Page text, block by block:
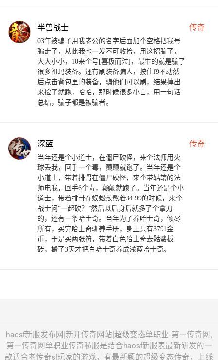
半兽战士 传奇
03年被骗子用我老公的名字后面加个空格把我号
骗走了，从此我也一发不可收拾，用这招骗了，
大大小小，10来个号[喜极而泣]，最牛的就是骗了
很多祖玛装备。还有刷装备骗人，按住f9不动然
后点击背包里的装备，骗他们可以刷，结果掉出
来捡了就跑，哈哈，那时候很多小白，用一句话
总结，骗子都是被骗者。
深蓝 传奇
当年还是个小道士，在僵尸砍怪，来个法师用火
球丢我，回手一个毒，颠颠就跑了。当年还是个
小道士，带着排骨在僵尸砍怪，来个带轱辘的法
师电我，回手6个毒，颠颠就跑了。当年还是个小
道士，带着排骨在蜈蚣煎熬着34.99的时候，来个
战士问“一起砍？”然后以后身后就多了个拿刀
的，还有一条哈士奇。当年为了养哈士奇，倾尽
所有，买完哈士奇驯养手册，身上只有3791金
币，于是买两张符，带着白色哈士奇去骷髅板
砖，搬了3天才把白哈士奇养成浅蓝哈士奇。
haosf新服发布网|新开传奇网站|超级变态单职业-第一传奇网,
第一传奇网单职业传奇私服是结合haosf新服表最新研发的一
款适合老传奇sf玩家的游戏，有最新颖的超级变态传奇，上线